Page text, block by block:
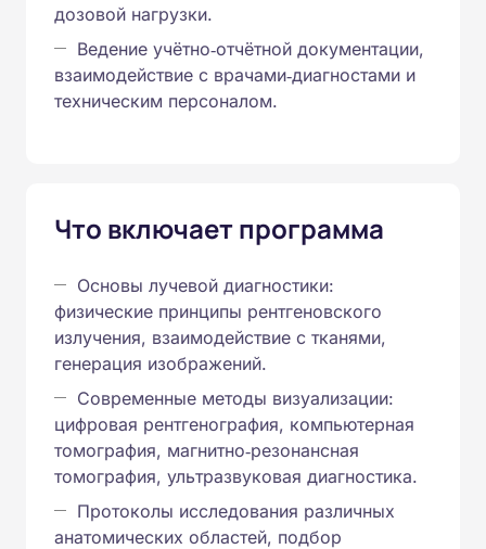
дозовой нагрузки.
Ведение учётно‑отчётной документации,
взаимодействие с врачами‑диагностами и
техническим персоналом.
Что включает программа
Основы лучевой диагностики:
физические принципы рентгеновского
излучения, взаимодействие с тканями,
генерация изображений.
Современные методы визуализации:
цифровая рентгенография, компьютерная
томография, магнитно‑резонансная
томография, ультразвуковая диагностика.
Протоколы исследования различных
анатомических областей, подбор